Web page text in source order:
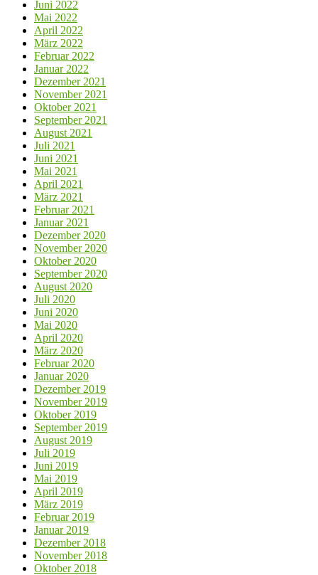
Juni 2022
Mai 2022
April 2022
März 2022
Februar 2022
Januar 2022
Dezember 2021
November 2021
Oktober 2021
September 2021
August 2021
Juli 2021
Juni 2021
Mai 2021
April 2021
März 2021
Februar 2021
Januar 2021
Dezember 2020
November 2020
Oktober 2020
September 2020
August 2020
Juli 2020
Juni 2020
Mai 2020
April 2020
März 2020
Februar 2020
Januar 2020
Dezember 2019
November 2019
Oktober 2019
September 2019
August 2019
Juli 2019
Juni 2019
Mai 2019
April 2019
März 2019
Februar 2019
Januar 2019
Dezember 2018
November 2018
Oktober 2018